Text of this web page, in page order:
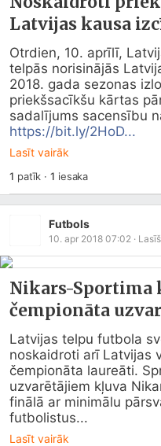
Latvijas kausa
Otrdien, 10. aprīlī,
telpās norisinājās
2018. gada sezonas
priekšsacīkšu kārtas
https://bit.ly/2HoD...
Lasīt vairāk
1 patīk ·1 iesaka
Futbols
10. apr 2018 07:02 ·
Nikars-Sportima
čempionāta
Latvijas telpu futbola
noskaidroti arī Latvijas
čempionāta laureāti.
uzvarētājiem kļuva
finālā ar minimālu
futbolistus...
Lasīt vairāk